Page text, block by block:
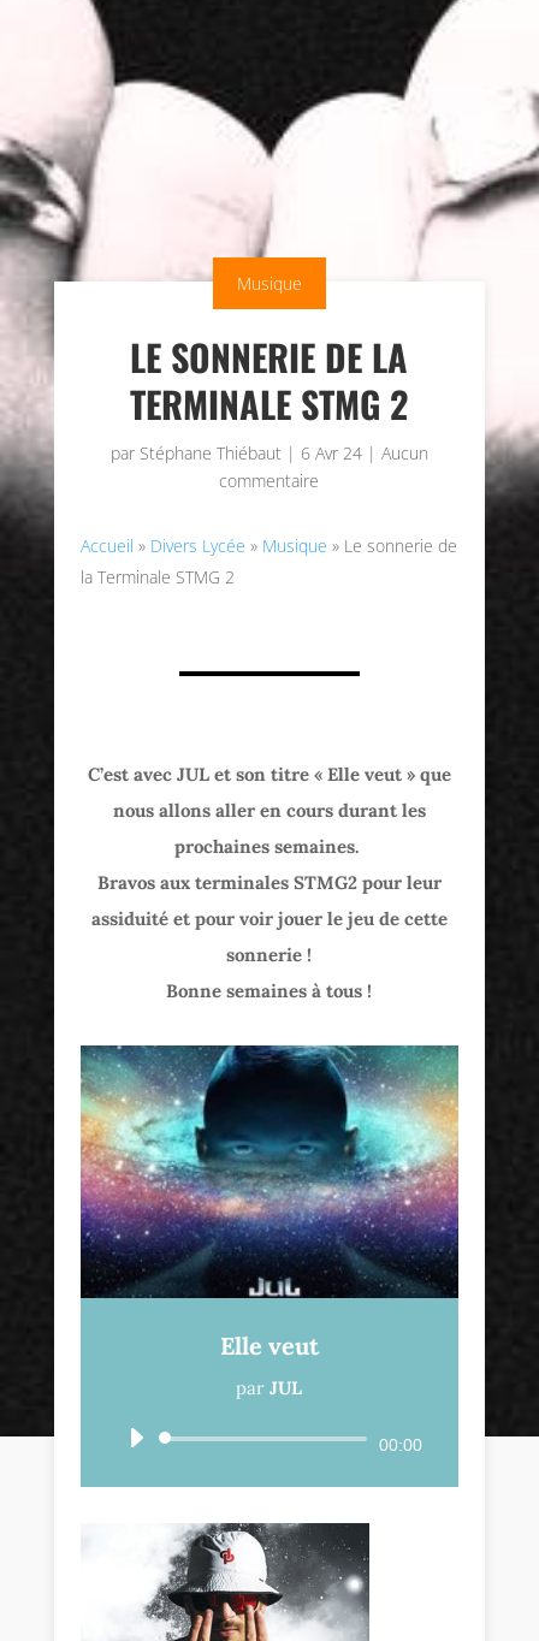
Musique
LE SONNERIE DE LA
TERMINALE STMG 2
par Stéphane Thiébaut| 6 Avr 24| Aucun
commentaire
Accueil » Divers Lycée » Musique » Le sonnerie de
la Terminale STMG 2
C’est avec JUL et son titre « Elle veut » que
nous allons aller en cours durant les
prochaines semaines.
Bravos aux terminales STMG2 pour leur
assiduité et pour voir jouer le jeu de cette
sonnerie !
Bonne semaines à tous !
Elle veut
parJUL
Lecteur
00:00